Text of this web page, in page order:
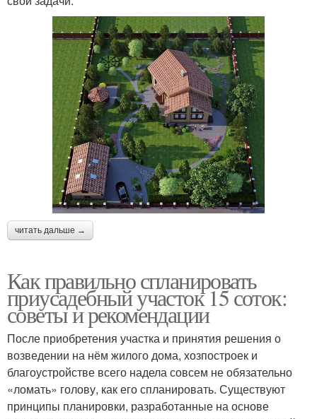
читать дальше →
Как правильно спланировать
приусадебный участок 15 соток:
советы и рекомендации
После приобретения участка и принятия решения о
возведении на нём жилого дома, хозпостроек и
благоустройстве всего надела совсем не обязательно
«ломать» голову, как его спланировать. Существуют
принципы планировки, разработанные на основе